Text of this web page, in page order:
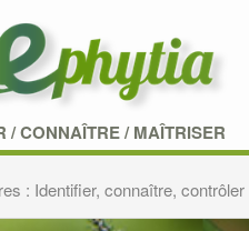
/CONNAÎTRE/MAÎTRISER
: Identifier, connaître, contrôler